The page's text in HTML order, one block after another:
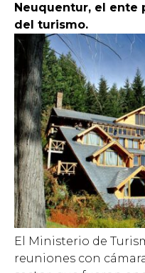
Neuquentur, el ente
del turismo.
El Ministerio de
reuniones con